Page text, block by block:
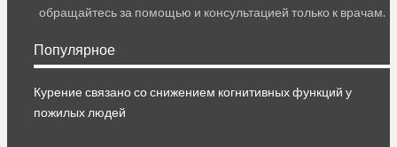
обращайтесь за помощью и консультацией только к врачам.
Популярное
Курение связано со снижением когнитивных функций у
пожилых людей